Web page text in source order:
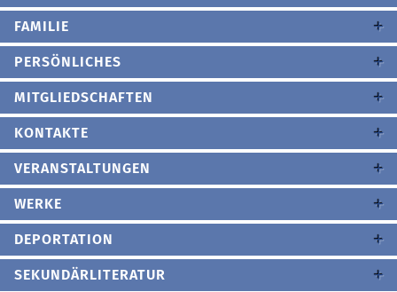
FAMILIE
PERSÖNLICHES
MITGLIEDSCHAFTEN
KONTAKTE
VERANSTALTUNGEN
WERKE
DEPORTATION
SEKUNDÄRLITERATUR